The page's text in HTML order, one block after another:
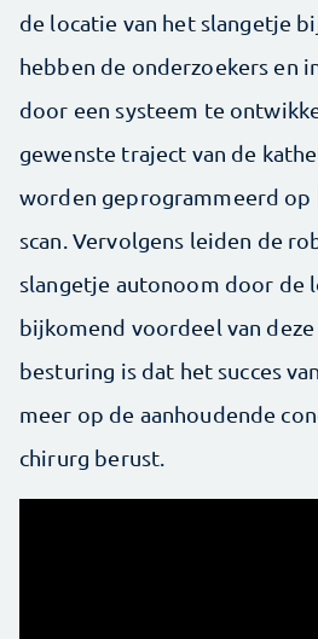
de locatie van het slangetje
hebben de onderzoekers en
door een systeem te
gewenste traject van de
worden geprogrammeerd op
scan. Vervolgens leiden de
slangetje autonoom door de
bijkomend voordeel van
besturing is dat het succes
meer op de aanhoudende
chirurg berust.